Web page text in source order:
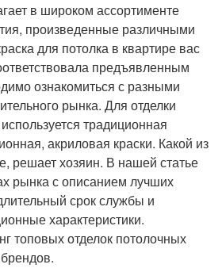
в широком ассортименте
произведенные различными
для потолка в квартире вас
предъявленным
ознакомиться с разными
рынка. Для отделки
традиционная
акриловая краски. Какой из
решает хозяин. В нашей статье
рынка с описанием лучших
срок службы и
характеристики.
топовых отделок потолочных